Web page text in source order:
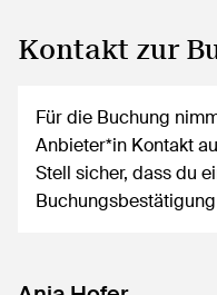
Kontakt zur
Für die Buchung
Anbieter*in Kontakt
Stell sicher, dass du